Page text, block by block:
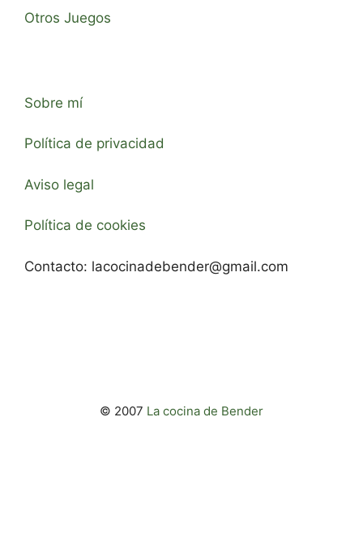
Otros Juegos
Sobre mí
Política de privacidad
Aviso legal
Política de cookies
Contacto: lacocinadebender@gmail.com
© 2007 La cocina de Bender